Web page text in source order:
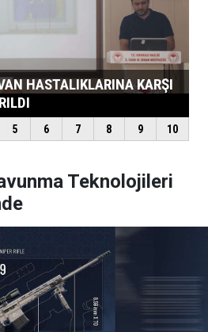
Teknolojileri